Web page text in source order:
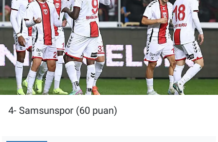
4- Samsunspor (60 puan)